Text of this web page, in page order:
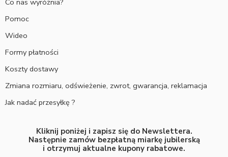
Pomoc
Wideo
Formy płatności
Koszty dostawy
Zmiana rozmiaru, odświeżenie, zwrot, gwarancja, reklamacja
Jak nadać przesyłkę ?
Kliknij poniżej i zapisz się do Newslettera.
Następnie zamów bezpłatną miarkę jubilerską
i otrzymuj aktualne kupony rabatowe.